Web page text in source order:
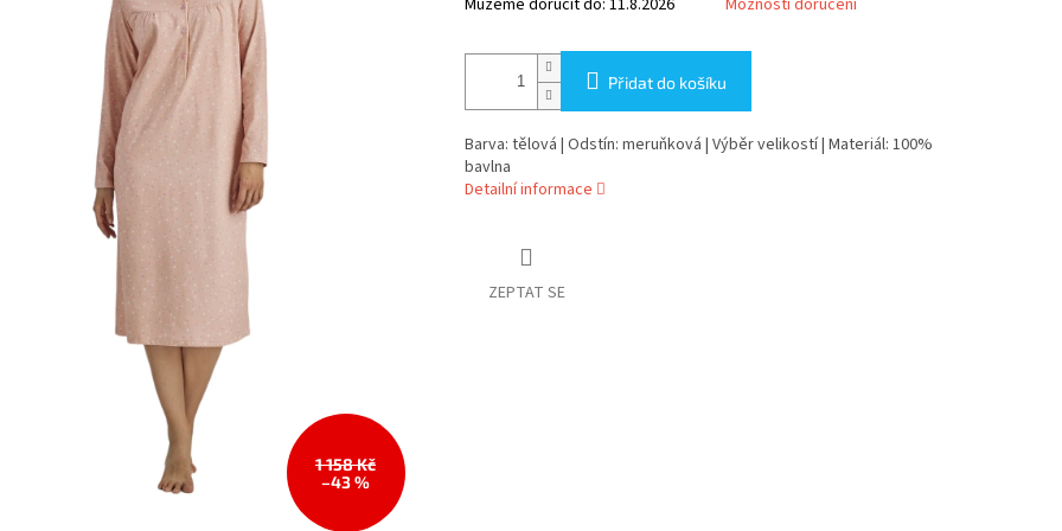
1 158 Kč
–43 %
Můžeme doručit do: 11.8.2026 Možnosti doručení
Přidat do košíku
Barva: tělová | Odstín: meruňková | Výběr velikostí | Materiál: 100%
bavlna
Detailní informace
ZEPTAT SE